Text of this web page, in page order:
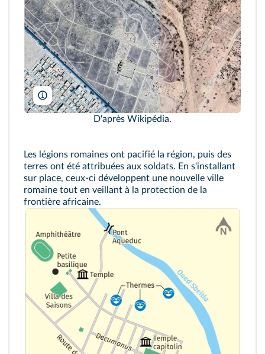
Google Maps
D'après Wikipédia.
Les légions romaines ont pacifié la région, puis des
terres ont été attribuées aux soldats. En s'installant
sur place, ceux-ci développent une nouvelle ville
romaine tout en veillant à la protection de la
frontière africaine.